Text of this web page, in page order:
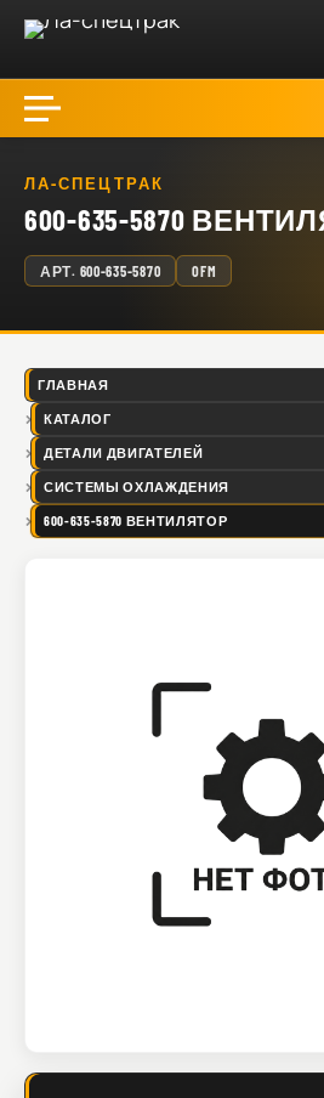
ЛА-СПЕЦТРАК
600-635-5870
АРТ. 600-635-5870 OFM
ГЛАВНАЯ
КАТАЛОГ
ДЕТАЛИ ДВИГАТЕЛЕЙ
СИСТЕМЫ ОХЛАЖДЕНИЯ
600-635-5870 ВЕНТИЛЯТОР